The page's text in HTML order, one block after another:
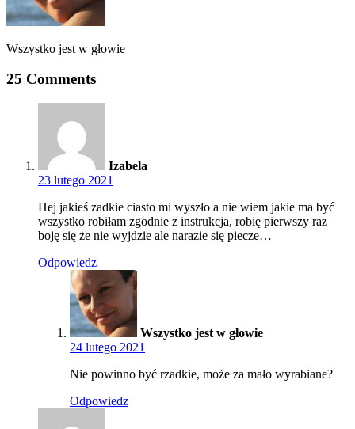
Wszystko jest w głowie
25 Comments
Izabela
23 lutego 2021
Hej jakieś zadkie ciasto mi wyszło a nie wiem jakie ma być
wszystko robiłam zgodnie z instrukcja, robię pierwszy raz
boję się że nie wyjdzie ale narazie się piecze…
Odpowiedz
Wszystko jest w głowie
24 lutego 2021
Nie powinno być rzadkie, może za mało wyrabiane?
Odpowiedz